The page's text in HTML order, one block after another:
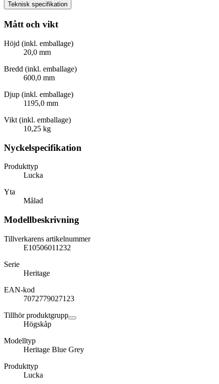
Teknisk specifikation
Mått och vikt
Höjd (inkl. emballage)
20,0 mm
Bredd (inkl. emballage)
600,0 mm
Djup (inkl. emballage)
1195,0 mm
Vikt (inkl. emballage)
10,25 kg
Nyckelspecifikation
Produkttyp
Lucka
Yta
Målad
Modellbeskrivning
Tillverkarens artikelnummer
E10506011232
Serie
Heritage
EAN-kod
7072779027123
Tillhör produktgrupp
Högskåp
Modelltyp
Heritage Blue Grey
Produkttyp
Lucka